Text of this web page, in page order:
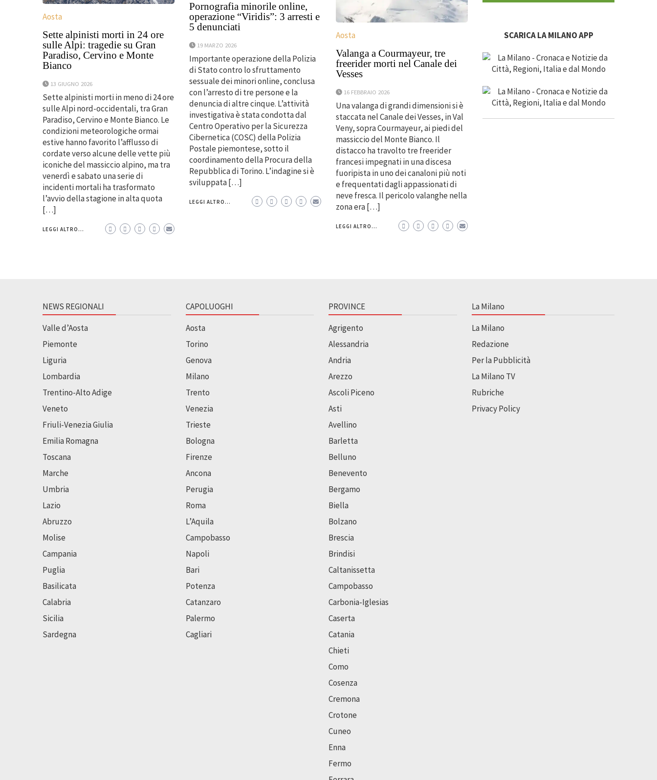
Aosta
Sette alpinisti morti in 24 ore
sulle Alpi: tragedie su Gran
Paradiso, Cervino e Monte
Bianco
13 GIUGNO 2026
Sette alpinisti morti in meno di 24 ore
sulle Alpi nord-occidentali, tra Gran
Paradiso, Cervino e Monte Bianco. Le
condizioni meteorologiche ormai
estive hanno favorito l’afflusso di
cordate verso alcune delle vette più
iconiche del massiccio alpino, ma tra
venerdì e sabato una serie di
incidenti mortali ha trasformato
l’avvio della stagione in alta quota
[…]
LEGGI ALTRO...
Pornografia minorile online,
operazione “Viridis”: 3 arresti e
5 denunciati
19 MARZO 2026
Importante operazione della Polizia
di Stato contro lo sfruttamento
sessuale dei minori online, conclusa
con l’arresto di tre persone e la
denuncia di altre cinque. L’attività
investigativa è stata condotta dal
Centro Operativo per la Sicurezza
Cibernetica (COSC) della Polizia
Postale piemontese, sotto il
coordinamento della Procura della
Repubblica di Torino. L’indagine si è
sviluppata […]
LEGGI ALTRO...
Aosta
Valanga a Courmayeur, tre
freerider morti nel Canale dei
Vesses
16 FEBBRAIO 2026
Una valanga di grandi dimensioni si è
staccata nel Canale dei Vesses, in Val
Veny, sopra Courmayeur, ai piedi del
massiccio del Monte Bianco. Il
distacco ha travolto tre freerider
francesi impegnati in una discesa
fuoripista in uno dei canaloni più noti
e frequentati dagli appassionati di
neve fresca. Il pericolo valanghe nella
zona era […]
LEGGI ALTRO...
SCARICA LA MILANO APP
NEWS REGIONALI
Valle d’Aosta
Piemonte
Liguria
Lombardia
Trentino-Alto Adige
Veneto
Friuli-Venezia Giulia
Emilia Romagna
Toscana
Marche
Umbria
Lazio
Abruzzo
Molise
Campania
Puglia
Basilicata
Calabria
Sicilia
Sardegna
CAPOLUOGHI
Aosta
Torino
Genova
Milano
Trento
Venezia
Trieste
Bologna
Firenze
Ancona
Perugia
Roma
L’Aquila
Campobasso
Napoli
Bari
Potenza
Catanzaro
Palermo
Cagliari
PROVINCE
Agrigento
Alessandria
Andria
Arezzo
Ascoli Piceno
Asti
Avellino
Barletta
Belluno
Benevento
Bergamo
Biella
Bolzano
Brescia
Brindisi
Caltanissetta
Campobasso
Carbonia-Iglesias
Caserta
Catania
Chieti
Como
Cosenza
Cremona
Crotone
Cuneo
Enna
Fermo
La Milano
La Milano
Redazione
Per la Pubblicità
La Milano TV
Rubriche
Privacy Policy